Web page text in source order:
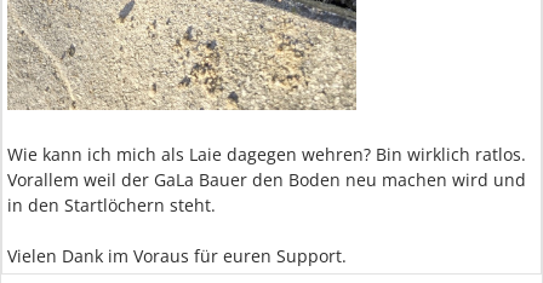
Wie kann ich mich als Laie dagegen wehren? Bin wirklich ratlos.
Vorallem weil der GaLa Bauer den Boden neu machen wird und
in den Startlöchern steht.
Vielen Dank im Voraus für euren Support.